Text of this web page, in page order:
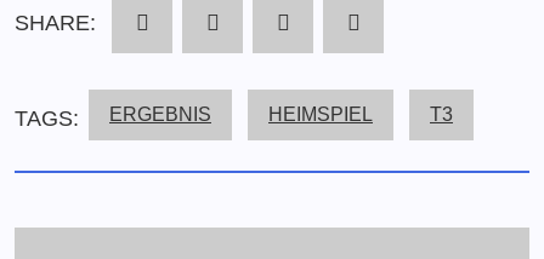
SHARE:
TAGS: ERGEBNIS HEIMSPIEL T3